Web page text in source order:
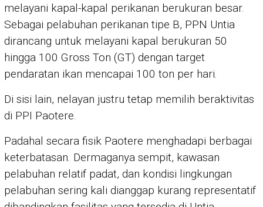
melayani kapal-kapal perikanan berukuran besar.
Sebagai pelabuhan perikanan tipe B, PPN Untia
dirancang untuk melayani kapal berukuran 50
hingga 100 Gross Ton (GT) dengan target
pendaratan ikan mencapai 100 ton per hari.
Di sisi lain, nelayan justru tetap memilih beraktivitas
di PPI Paotere.
Padahal secara fisik Paotere menghadapi berbagai
keterbatasan. Dermaganya sempit, kawasan
pelabuhan relatif padat, dan kondisi lingkungan
pelabuhan sering kali dianggap kurang representatif